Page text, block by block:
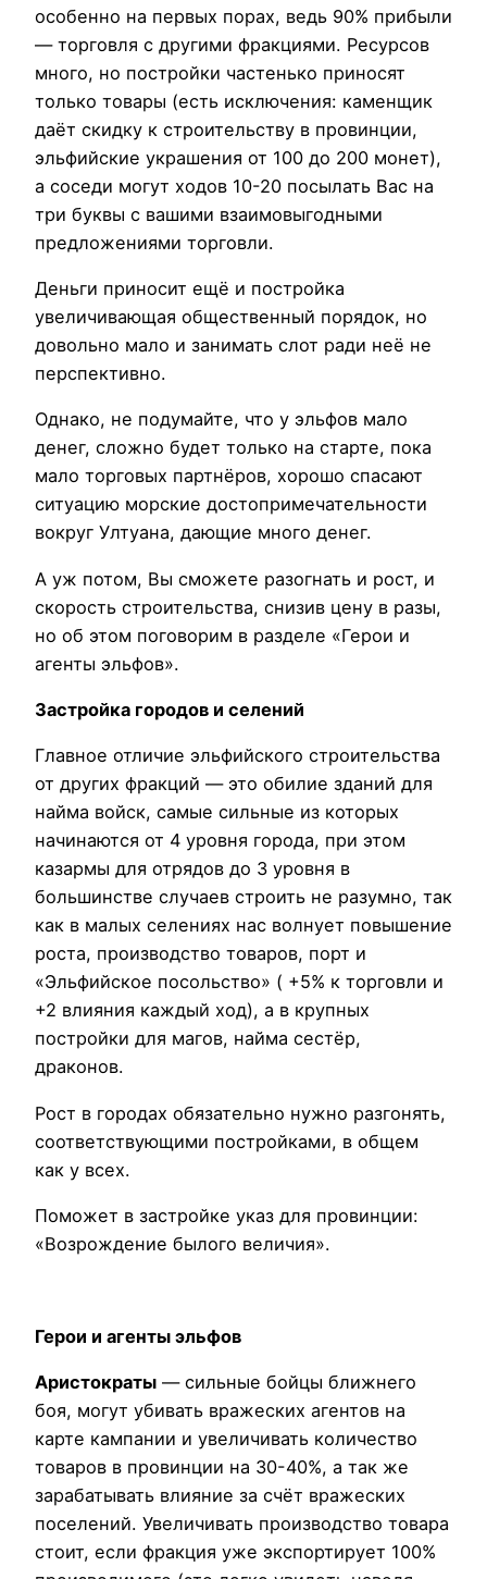
особенно на первых порах, ведь 90% прибыли
— торговля с другими фракциями. Ресурсов
много, но постройки частенько приносят
только товары (есть исключения: каменщик
даёт скидку к строительству в провинции,
эльфийские украшения от 100 до 200 монет),
а соседи могут ходов 10-20 посылать Вас на
три буквы с вашими взаимовыгодными
предложениями торговли.
Деньги приносит ещё и постройка
увеличивающая общественный порядок, но
довольно мало и занимать слот ради неё не
перспективно.
Однако, не подумайте, что у эльфов мало
денег, сложно будет только на старте, пока
мало торговых партнёров, хорошо спасают
ситуацию морские достопримечательности
вокруг Ултуана, дающие много денег.
А уж потом, Вы сможете разогнать и рост, и
скорость строительства, снизив цену в разы,
но об этом поговорим в разделе «Герои и
агенты эльфов».
Застройка городов и селений
Главное отличие эльфийского строительства
от других фракций — это обилие зданий для
найма войск, самые сильные из которых
начинаются от 4 уровня города, при этом
казармы для отрядов до 3 уровня в
большинстве случаев строить не разумно, так
как в малых селениях нас волнует повышение
роста, производство товаров, порт и
«Эльфийское посольство» ( +5% к торговли и
+2 влияния каждый ход), а в крупных
постройки для магов, найма сестёр,
драконов.
Рост в городах обязательно нужно разгонять,
соответствующими постройками, в общем
как у всех.
Поможет в застройке указ для провинции:
«Возрождение былого величия».
Герои и агенты эльфов
Аристократы — сильные бойцы ближнего
боя, могут убивать вражеских агентов на
карте кампании и увеличивать количество
товаров в провинции на 30-40%, а так же
зарабатывать влияние за счёт вражеских
поселений. Увеличивать производство товара
стоит, если фракция уже экспортирует 100%